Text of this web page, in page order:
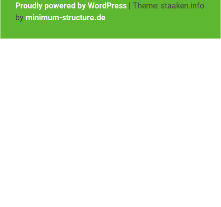
Proudly powered by WordPress | Theme: staaken.info
by minimum-structure.de